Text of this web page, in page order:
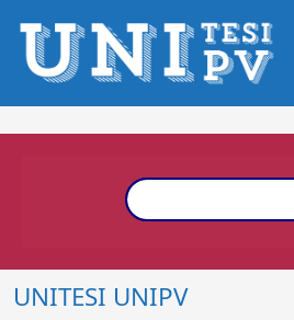
UNITESI UNIPV